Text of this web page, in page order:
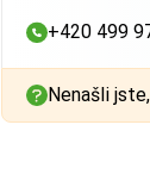
+420 499
Nenašli